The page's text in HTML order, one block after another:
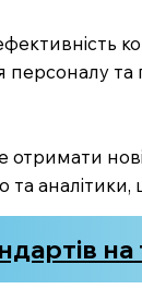
персоналу